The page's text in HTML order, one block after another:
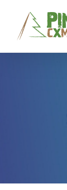
contenido